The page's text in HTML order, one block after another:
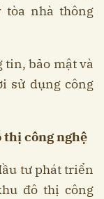
tòa nhà thông
tin, bảo mật và
sử dụng công
công nghệ
tư phát triển
đô thị công